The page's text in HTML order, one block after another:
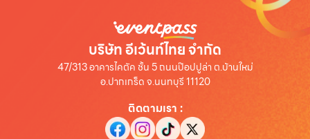
บริษัท อีเว้นท์ไทย จำกัด
47/313 อาคารไคตัค ชั้น 5 ถนนป๊อปปูล่า ต.บ้านใหม่
อ.ปากเกร็ด จ.นนทบุรี 11120
ติดตามเรา :